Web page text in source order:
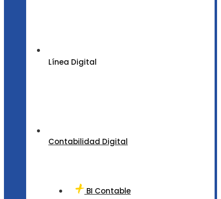
Línea Digital
Contabilidad Digital
BI Contable